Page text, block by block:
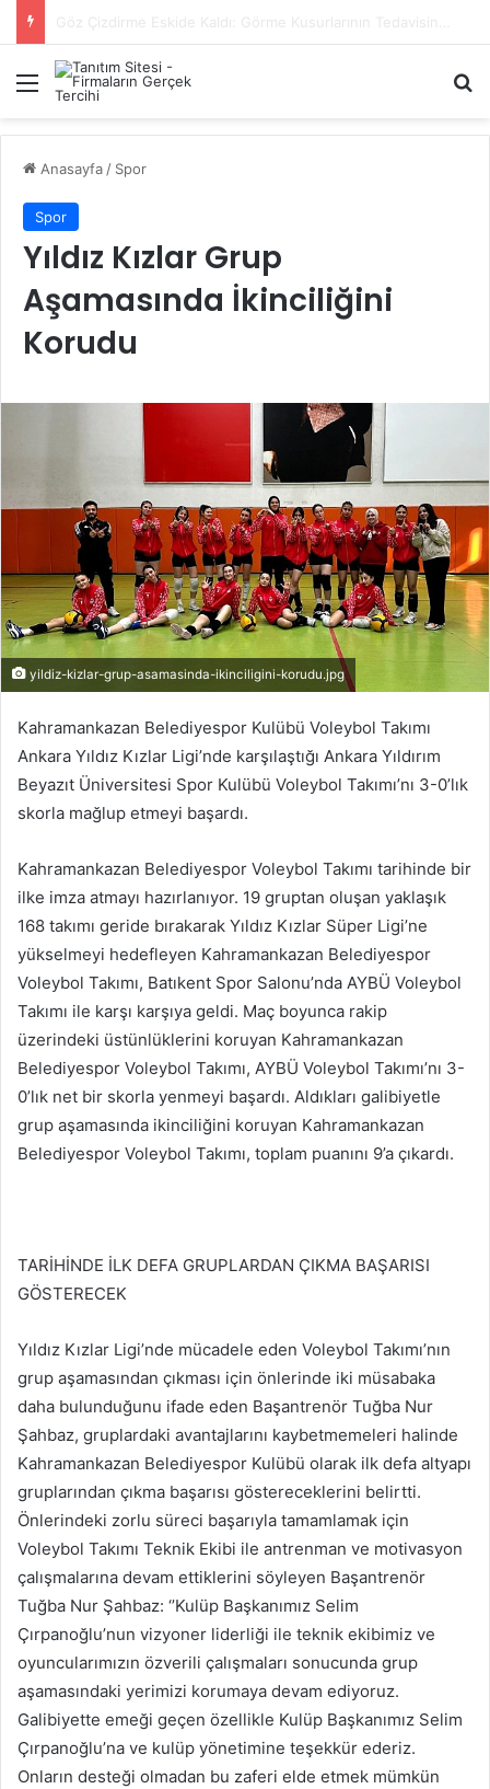
Başiskele Acil Çilingir Hizmeti İçin Doğru Adres Neresi?
Menü
Anasayfa / Spor
Spor
Yıldız Kızlar Grup
Aşamasında İkinciliğini
Korudu
yildiz-kizlar-grup-asamasinda-ikinciligini-korudu.jpg
Kahramankazan Belediyespor Kulübü Voleybol Takımı
Ankara Yıldız Kızlar Ligi’nde karşılaştığı Ankara Yıldırım
Beyazıt Üniversitesi Spor Kulübü Voleybol Takımı’nı 3-0’lık
skorla mağlup etmeyi başardı.
Kahramankazan Belediyespor Voleybol Takımı tarihinde bir
ilke imza atmayı hazırlanıyor. 19 gruptan oluşan yaklaşık
168 takımı geride bırakarak Yıldız Kızlar Süper Ligi’ne
yükselmeyi hedefleyen Kahramankazan Belediyespor
Voleybol Takımı, Batıkent Spor Salonu’nda AYBÜ Voleybol
Takımı ile karşı karşıya geldi. Maç boyunca rakip
üzerindeki üstünlüklerini koruyan Kahramankazan
Belediyespor Voleybol Takımı, AYBÜ Voleybol Takımı’nı 3-
0’lık net bir skorla yenmeyi başardı. Aldıkları galibiyetle
grup aşamasında ikinciliğini koruyan Kahramankazan
Belediyespor Voleybol Takımı, toplam puanını 9’a çıkardı.
TARİHİNDE İLK DEFA GRUPLARDAN ÇIKMA BAŞARISI
GÖSTERECEK
Yıldız Kızlar Ligi’nde mücadele eden Voleybol Takımı’nın
grup aşamasından çıkması için önlerinde iki müsabaka
daha bulunduğunu ifade eden Başantrenör Tuğba Nur
Şahbaz, gruplardaki avantajlarını kaybetmemeleri halinde
Kahramankazan Belediyespor Kulübü olarak ilk defa altyapı
gruplarından çıkma başarısı göstereceklerini belirtti.
Önlerindeki zorlu süreci başarıyla tamamlamak için
Voleybol Takımı Teknik Ekibi ile antrenman ve motivasyon
çalışmalarına devam ettiklerini söyleyen Başantrenör
Tuğba Nur Şahbaz: ‘’Kulüp Başkanımız Selim
Çırpanoğlu’nun vizyoner liderliği ile teknik ekibimiz ve
oyuncularımızın özverili çalışmaları sonucunda grup
aşamasındaki yerimizi korumaya devam ediyoruz.
Galibiyette emeği geçen özellikle Kulüp Başkanımız Selim
Çırpanoğlu’na ve kulüp yönetimine teşekkür ederiz.
Onların desteği olmadan bu zaferi elde etmek mümkün